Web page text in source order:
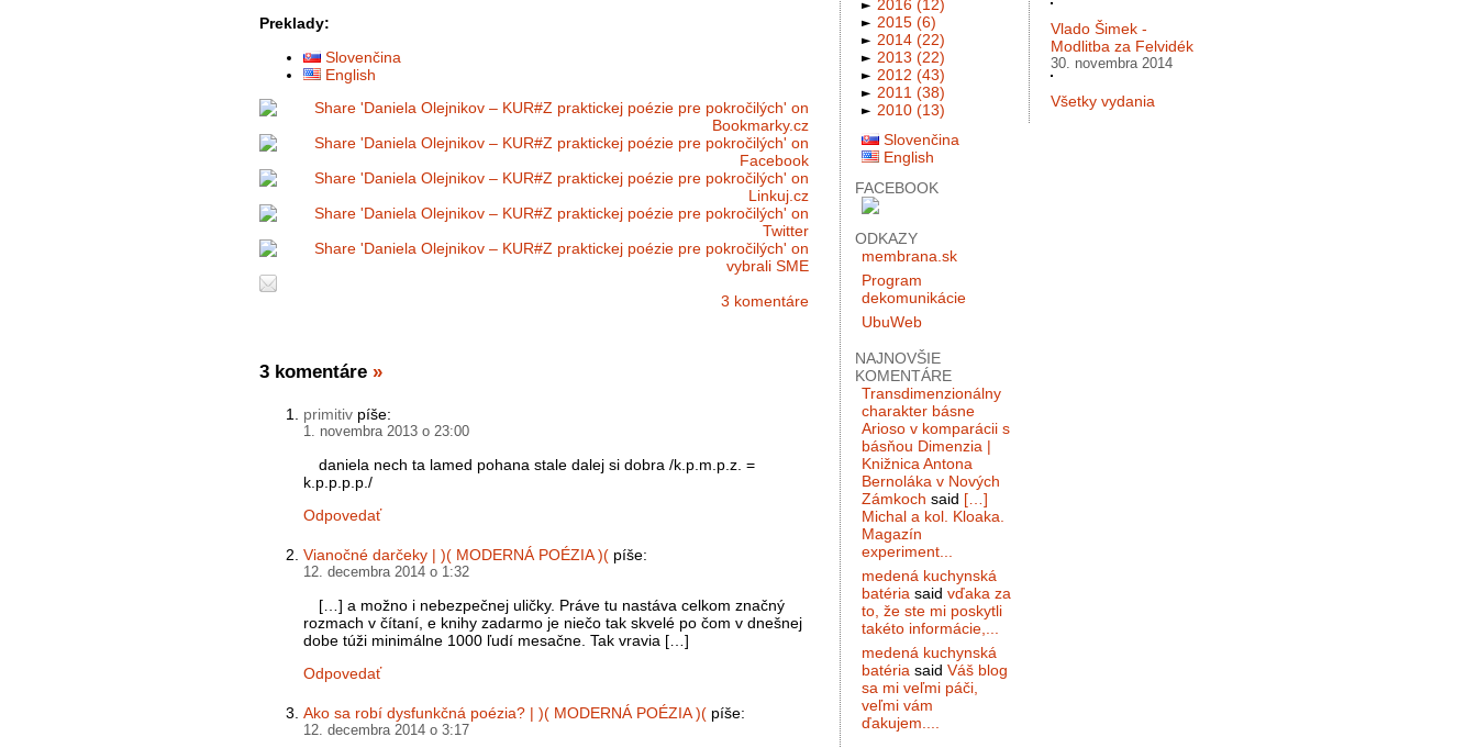
Preklady:
Slovenčina
English
3 komentáre
3 komentáre »
primitiv píše:
1. novembra 2013 o 23:00
daniela nech ta lamed pohana stale dalej si dobra /k.p.m.p.z. =
k.p.p.p.p./
Odpovedať
Vianočné darčeky | )( MODERNÁ POÉZIA )( píše:
12. decembra 2014 o 1:32
[…] a možno i nebezpečnej uličky. Práve tu nastáva celkom značný
rozmach v čítaní, e knihy zadarmo je niečo tak skvelé po čom v dnešnej
dobe túži minimálne 1000 ľudí mesačne. Tak vravia […]
Odpovedať
Ako sa robí dysfunkčná poézia? | )( MODERNÁ POÉZIA )( píše:
12. decembra 2014 o 3:17
► 2016 (12)
► 2015 (6)
► 2014 (22)
► 2013 (22)
► 2012 (43)
► 2011 (38)
► 2010 (13)
Slovenčina
English
FACEBOOK
ODKAZY
membrana.sk
Program
dekomunikácie
UbuWeb
NAJNOVŠIE
KOMENTÁRE
Transdimenzionálny
charakter básne
Arioso v komparácii s
básňou Dimenzia |
Knižnica Antona
Bernoláka v Nových
Zámkoch said […]
Michal a kol. Kloaka.
Magazín
experiment...
medená kuchynská
batéria said vďaka za
to, že ste mi poskytli
takéto informácie,...
medená kuchynská
batéria said Váš blog
sa mi veľmi páči,
veľmi vám
ďakujem....
Vlado Šimek -
Modlitba za Felvidék
30. novembra 2014
Všetky vydania